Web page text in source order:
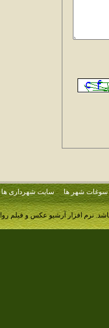
سوغات شهر ها سایت شهرداری ها
نرم افزار آرشیو عکس و فیلم